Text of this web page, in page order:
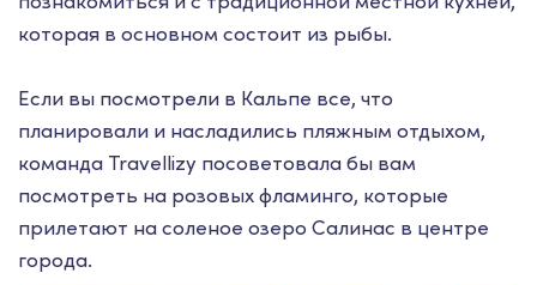
которая в основном состоит из рыбы.
Если вы посмотрели в Кальпе все, что
планировали и насладились пляжным отдыхом,
команда Travellizy посоветовала бы вам
посмотреть на розовых фламинго, которые
прилетают на соленое озеро Салинас в центре
города.